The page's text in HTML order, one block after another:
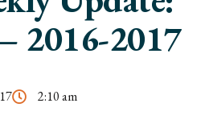
2016-2017
2:10 am